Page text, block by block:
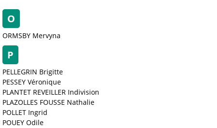
O
ORMSBY Mervyna
P
PELLEGRIN Brigitte
PESSEY Véronique
PLANTET REVEILLER Indivision
PLAZOLLES FOUSSE Nathalie
POLLET Ingrid
POUEY Odile